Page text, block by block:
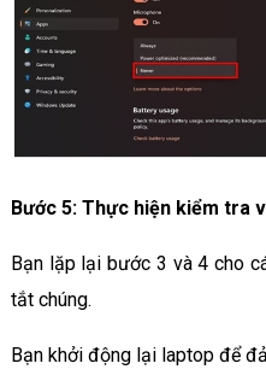
Bước 5: Thực hiện kiểm tra
Bạn lặp lại bước 3 và 4 cho
tắt chúng.
Bạn khởi động lại laptop để